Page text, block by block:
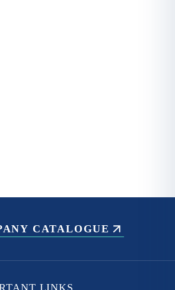
CATALOGUE
LINKS